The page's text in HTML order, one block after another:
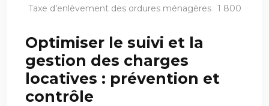
Taxe d’enlèvement des ordures ménagères 1 800 €
Optimiser le suivi et la
gestion des charges
locatives : prévention et
contrôle